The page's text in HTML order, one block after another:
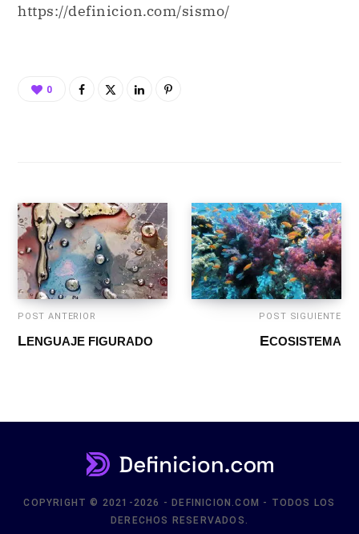
https://definicion.com/sismo/
0
POST ANTERIOR
LENGUAJE FIGURADO
POST SIGUIENTE
ECOSISTEMA
COPYRIGHT © 2021-2026 - DEFINICION.COM - TODOS LOS
DERECHOS RESERVADOS.